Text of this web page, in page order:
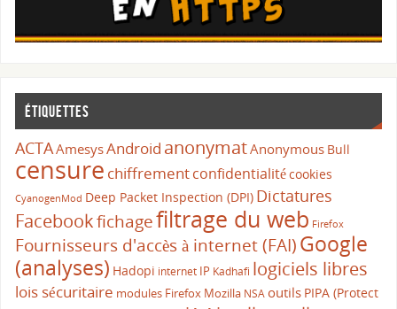
Étiquettes
ACTAAmesysAndroid anonymatAnonymous Bull
censure chiffrementconfidentialitécookies
CyanogenMod Deep Packet Inspection (DPI) Dictatures
Facebookfichagefiltrage du web Firefox
Fournisseurs d'accès à internet (FAI)Google
(analyses) Hadopi internet IP Kadhafi logiciels libres
lois sécuritaire modules Firefox Mozilla NSA outils PIPA (Protect